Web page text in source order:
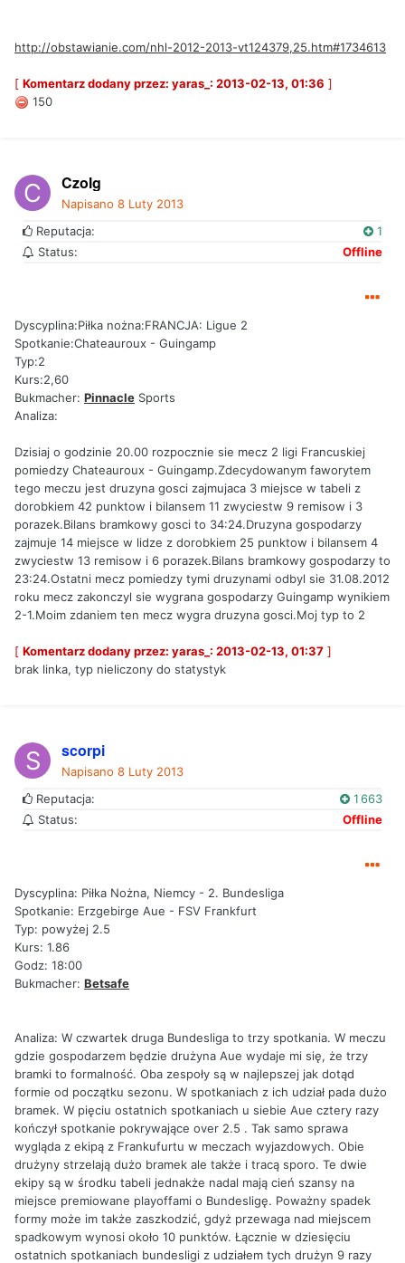
http://obstawianie.com/nhl-2012-2013-vt124379,25.htm#1734613
[ Komentarz dodany przez: yaras_: 2013-02-13, 01:36 ]
150
Czolg
Napisano 8 Luty 2013
Reputacja:
1
Status:
Offline
Dyscyplina:Piłka nożna:FRANCJA: Ligue 2
Spotkanie:Chateauroux - Guingamp
Typ:2
Kurs:2,60
Bukmacher: Pinnacle Sports
Analiza:
Dzisiaj o godzinie 20.00 rozpocznie sie mecz 2 ligi Francuskiej
pomiedzy Chateauroux - Guingamp.Zdecydowanym faworytem
tego meczu jest druzyna gosci zajmujaca 3 miejsce w tabeli z
dorobkiem 42 punktow i bilansem 11 zwyciestw 9 remisow i 3
porazek.Bilans bramkowy gosci to 34:24.Druzyna gospodarzy
zajmuje 14 miejsce w lidze z dorobkiem 25 punktow i bilansem 4
zwyciestw 13 remisow i 6 porazek.Bilans bramkowy gospodarzy to
23:24.Ostatni mecz pomiedzy tymi druzynami odbyl sie 31.08.2012
roku mecz zakonczyl sie wygrana gospodarzy Guingamp wynikiem
2-1.Moim zdaniem ten mecz wygra druzyna gosci.Moj typ to 2
[ Komentarz dodany przez: yaras_: 2013-02-13, 01:37 ]
brak linka, typ nieliczony do statystyk
scorpi
Napisano 8 Luty 2013
Reputacja:
1 663
Status:
Offline
Dyscyplina: Piłka Nożna, Niemcy - 2. Bundesliga
Spotkanie: Erzgebirge Aue - FSV Frankfurt
Typ: powyżej 2.5
Kurs: 1.86
Godz: 18:00
Bukmacher: Betsafe
Analiza: W czwartek druga Bundesliga to trzy spotkania. W meczu
gdzie gospodarzem będzie drużyna Aue wydaje mi się, że trzy
bramki to formalność. Oba zespoły są w najlepszej jak dotąd
formie od początku sezonu. W spotkaniach z ich udział pada dużo
bramek. W pięciu ostatnich spotkaniach u siebie Aue cztery razy
kończył spotkanie pokrywające over 2.5 . Tak samo sprawa
wygląda z ekipą z Frankufurtu w meczach wyjazdowych. Obie
drużyny strzelają dużo bramek ale także i tracą sporo. Te dwie
ekipy są w środku tabeli jednakże nadal mają cień szansy na
miejsce premiowane playoffami o Bundesligę. Poważny spadek
formy może im także zaszkodzić, gdyż przewaga nad miejscem
spadkowym wynosi około 10 punktów. Łącznie w dziesięciu
ostatnich spotkaniach bundesligi z udziałem tych drużyn 9 razy